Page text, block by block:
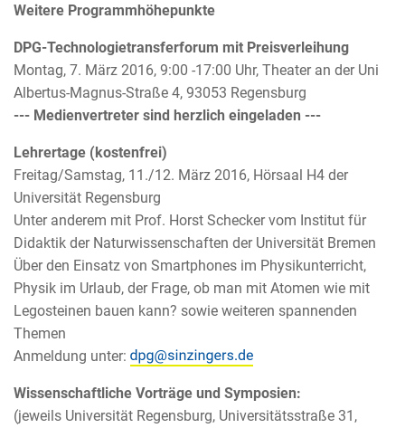
Weitere Programmhöhepunkte
DPG-Technologietransferforum mit Preisverleihung
Montag, 7. März 2016, 9:00 -17:00 Uhr, Theater an der Uni
Albertus-Magnus-Straße 4, 93053 Regensburg
--- Medienvertreter sind herzlich eingeladen ---
Lehrertage (kostenfrei)
Freitag/Samstag, 11./12. März 2016, Hörsaal H4 der
Universität Regensburg
Unter anderem mit Prof. Horst Schecker vom Institut für
Didaktik der Naturwissenschaften der Universität Bremen
Über den Einsatz von Smartphones im Physikunterricht,
Physik im Urlaub, der Frage, ob man mit Atomen wie mit
Legosteinen bauen kann? sowie weiteren spannenden
Themen
Anmeldung unter:
Wissenschaftliche Vorträge und Symposien:
(jeweils Universität Regensburg, Universitätsstraße 31,